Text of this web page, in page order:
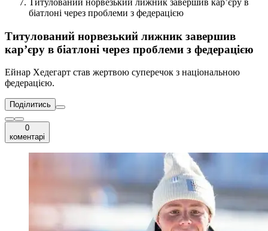
Титулований норвезький лижник завершив кар’єру в
біатлоні через проблеми з федерацією
Титулований норвезький лижник завершив
кар’єру в біатлоні через проблеми з федерацією
Ейнар Хедегарт став жертвою суперечок з національною
федерацією.
Поділитись
0
коментарі